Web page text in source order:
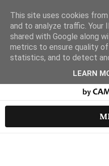
This site uses cookies
and to analyze traffic. Your
shared with Google along
metrics to ensure quality
statistics, and to detect
LEARN